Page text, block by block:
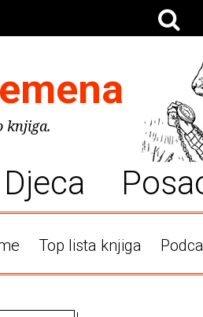
knjiga.
Djeca
Top lista knjiga